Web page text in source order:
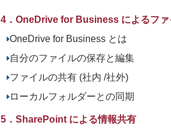
4．OneDrive for Business によるファ
OneDrive for Business とは
自分のファイルの保存と編集
ファイルの共有 (社内 /社外)
ローカルフォルダーとの同期
5．SharePoint による情報共有